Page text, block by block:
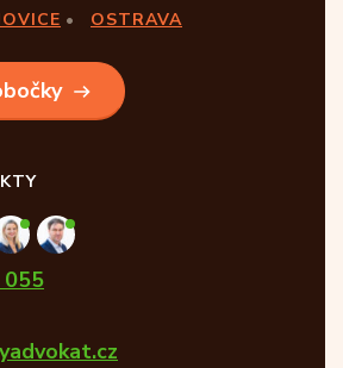
OSTRAVA
055